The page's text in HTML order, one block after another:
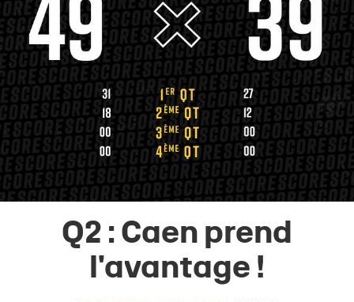
Q2 : Caen prend
l'avantage !